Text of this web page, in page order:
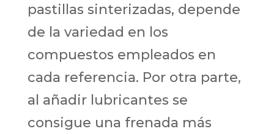
pastillas sinterizadas, depende
de la variedad en los
compuestos empleados en
cada referencia. Por otra parte,
al añadir lubricantes se
consigue una frenada más